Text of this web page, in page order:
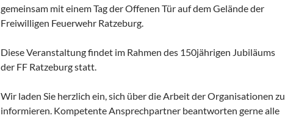
gemeinsam mit einem Tag der Offenen Tür auf dem Gelände der
Freiwilligen Feuerwehr Ratzeburg.
Diese Veranstaltung findet im Rahmen des 150jährigen Jubiläums
der FF Ratzeburg statt.
Wir laden Sie herzlich ein, sich über die Arbeit der Organisationen zu
informieren. Kompetente Ansprechpartner beantworten gerne alle